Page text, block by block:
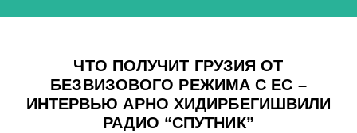
ЧТО ПОЛУЧИТ ГРУЗИЯ ОТ
БЕЗВИЗОВОГО РЕЖИМА С ЕС –
ИНТЕРВЬЮ АРНО ХИДИРБЕГИШВИЛИ
РАДИО “СПУТНИК”